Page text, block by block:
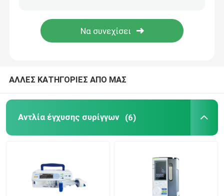
CPAP APAP BIPAP
Χειρουργικό φως και προβολέας
Μηχανή εξαεριστήρων ICU
ΑΛΛΕΣ ΚΑΤΗΓΟΡΙΕΣ ΑΠΟ ΜΑΣ
Αντλία έγχυσης συρίγγων (6)